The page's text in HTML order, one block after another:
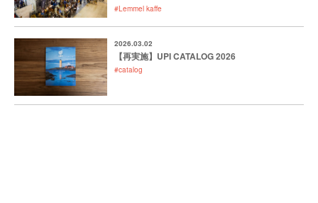
#Lemmel kaffe
2026.03.02
【再実施】UPI CATALOG 2026
#catalog